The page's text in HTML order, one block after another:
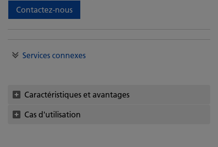
Contactez-nous
Services connexes
Caractéristiques et avantages
Cas d'utilisation